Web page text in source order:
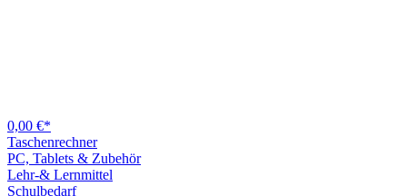
0,00 €*
Taschenrechner
PC, Tablets & Zubehör
Lehr-& Lernmittel
Schulbedarf